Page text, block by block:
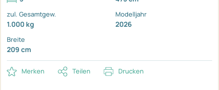
zul. Gesamtgew.
1.000 kg
Modelljahr
2026
Breite
209 cm
Merken Teilen Drucken